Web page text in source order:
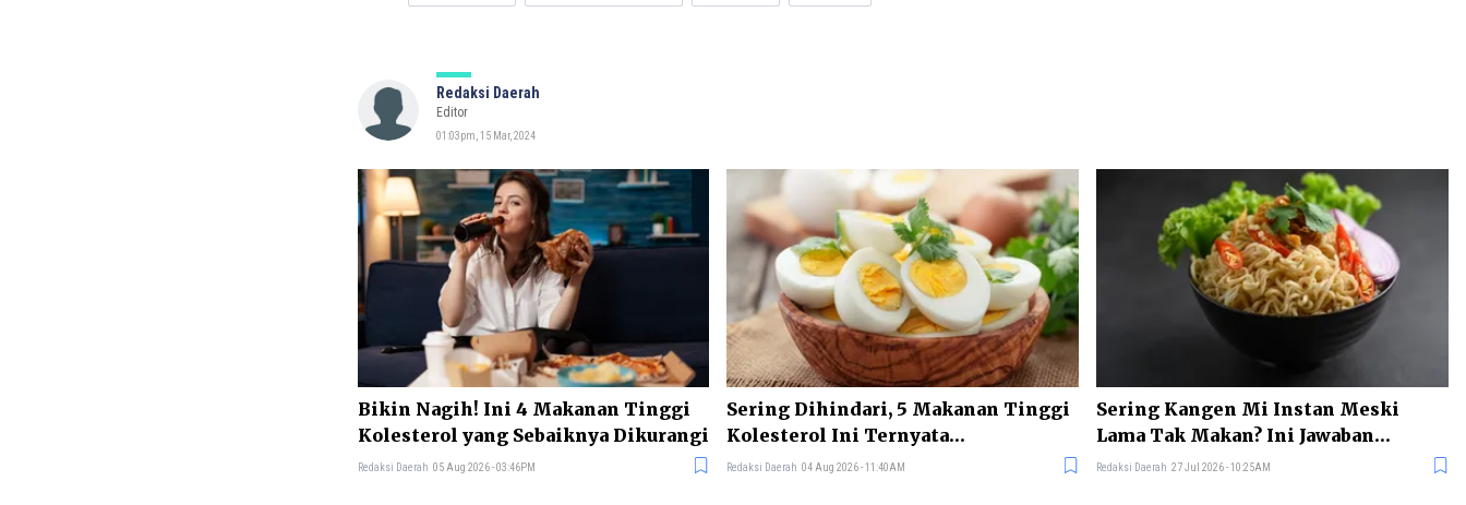
Redaksi Daerah
Editor
01:03pm, 15 Mar, 2024
Bikin Nagih! Ini 4 Makanan Tinggi
Kolesterol yang Sebaiknya Dikurangi
Redaksi Daerah 05 Aug 2026 - 03:46PM
Sering Dihindari, 5 Makanan Tinggi
Kolesterol Ini Ternyata
Menyehatkan Tubuh
Redaksi Daerah 04 Aug 2026 - 11:40AM
Sering Kangen Mi Instan Meski
Lama Tak Makan? Ini Jawaban
Ilmiahnya
Redaksi Daerah 27 Jul 2026 - 10:25AM